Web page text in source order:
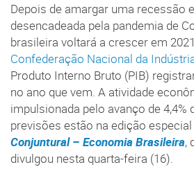
Depois de amargar uma recessão
desencadeada pela pandemia de
brasileira voltará a crescer em
Confederação Nacional da
Produto Interno Bruto (PIB)
no ano que vem. A atividade
impulsionada pelo avanço de 4,4%
previsões estão na edição especial
Conjuntural – Economia Brasileira,
divulgou nesta quarta-feira (16).